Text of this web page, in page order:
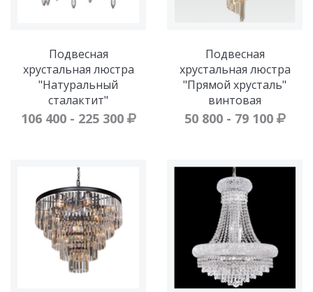
Подвесная
хрустальная люстра
"Натуральный
сталактит"
106 400 - 225 300
Подвесная
хрустальная люстра
"Прямой хрусталь"
винтовая
50 800 - 79 100